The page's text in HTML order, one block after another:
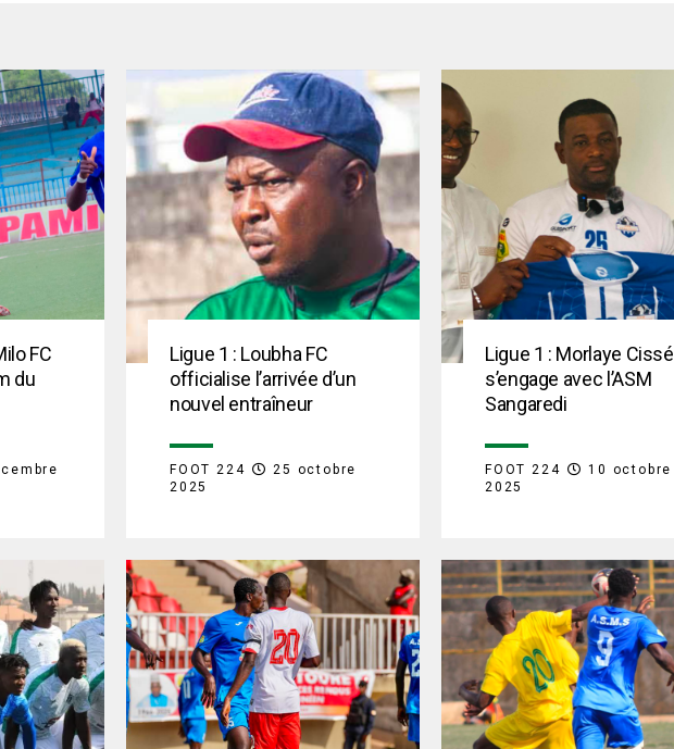
FC
du
Ligue 1 : Loubha FC
officialise l’arrivée d’un
nouvel entraîneur
FOOT 224
25 octobre
2025
Ligue 1 : Morlaye Cissé
s’engage avec l’ASM
Sangaredi
FOOT 224
10 octobre
2025